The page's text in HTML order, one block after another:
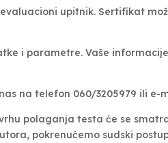
upitnik. Sertifikat
i parametre. Vaše
na telefon 060/3205979 ili e-
polaganja testa će se
pokrenućemo sudski